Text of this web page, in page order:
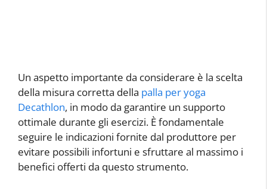
Un aspetto importante da considerare è la scelta
della misura corretta della palla per yoga
Decathlon, in modo da garantire un supporto
ottimale durante gli esercizi. È fondamentale
seguire le indicazioni fornite dal produttore per
evitare possibili infortuni e sfruttare al massimo i
benefici offerti da questo strumento.